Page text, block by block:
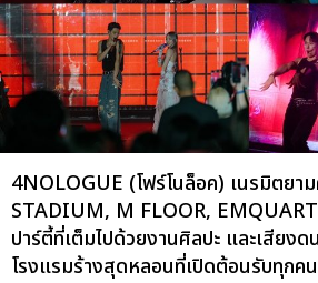
4NOLOGUE (โฟร์โนล็อค) เนรมิตยา
STADIUM, M FLOOR,
ปาร์ตี้ที่เต็มไปด้วยงานศิลปะ และเสียงด
โรงแรมร้างสุดหลอนที่เปิดต้อนรับทุกค